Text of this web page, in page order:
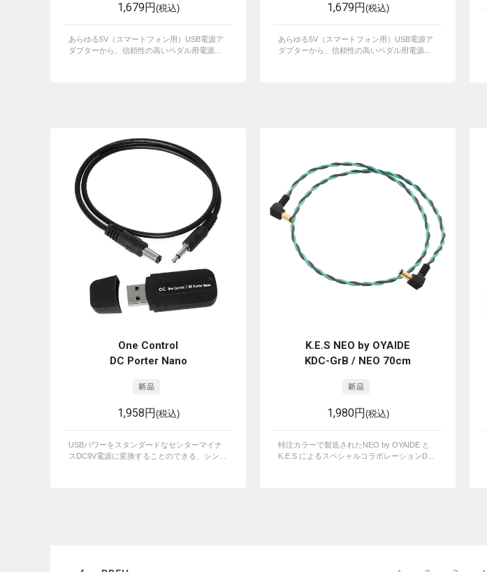
1,679円(税込)
あらゆる5V（スマートフォン用）USB電源ア
ダプターから、信頼性の高いペダル用電源...
1,679円(税込)
あらゆる5V（スマートフォン用）USB電源ア
ダプターから、信頼性の高いペダル用電源...
One Control
DC Porter Nano
1,958円(税込)
USBパワーをスタンダードなセンターマイナ
スDC9V電源に変換することのできる、シン...
K.E.S NEO by OYAIDE
KDC-GrB / NEO 70cm
1,980円(税込)
特注カラーで製造されたNEO by OYAIDE と
K.E.S によるスペシャルコラボレーションD...